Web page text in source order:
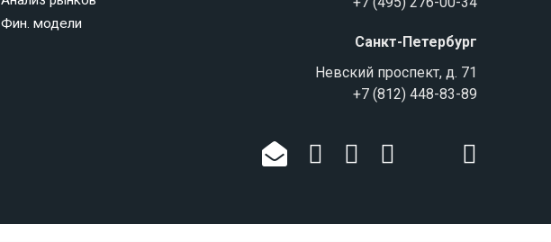
Фин. модели
Санкт-Петербург
Невский проспект, д. 71
+7 (812) 448-83-89